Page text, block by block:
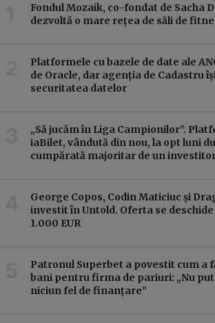
Fondul Mozaik, co-fondat de Sacha
dezvoltă o mare rețea de săli de
Platformele cu bazele de date ale
de Oracle, dar agenția de Cadastru
securitatea datelor
„Să jucăm în Liga Campionilor”.
iaBilet, vândută din nou, la opt luni
cumpărată majoritar de un
George Copos, Codin Maticiuc și
investit în Untold. Oferta se
1.000 EUR
Patronul Superbet a povestit cum a
bani pentru firma de pariuri: „Nu
niciun fel de finanțare”